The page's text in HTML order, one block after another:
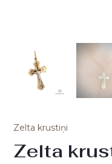
Zelta krustiņi
Zelta